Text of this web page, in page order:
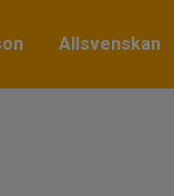
Allsvenskan